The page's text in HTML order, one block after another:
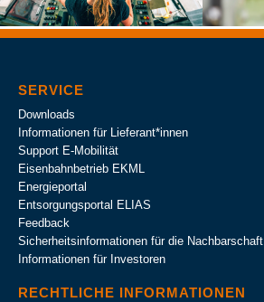
SERVICE
Downloads
Informationen für Lieferant*innen
Support E-Mobilität
Eisenbahnbetrieb EKML
Energieportal
Entsorgungsportal ELIAS
Feedback
Sicherheitsinformationen für die Nachbarschaft
Informationen für Investoren
RECHTLICHE INFORMATIONEN